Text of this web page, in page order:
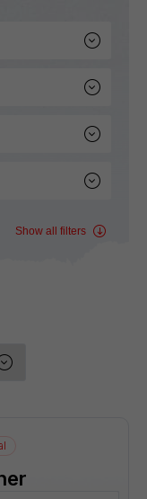
Show all filters